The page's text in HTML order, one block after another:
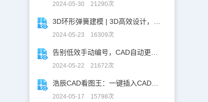
2024-05-30 21290次
2024-05-23 16309次
2024-05-22 21672次
2024-05-17 15798次